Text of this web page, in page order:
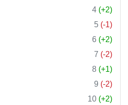
4 (+2)
5 (-1)
6 (+2)
7 (-2)
8 (+1)
9 (-2)
10 (+2)